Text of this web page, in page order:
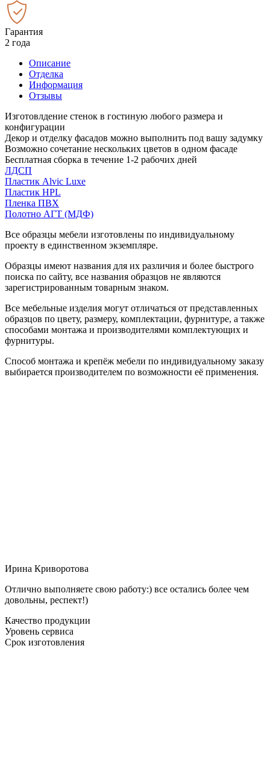
Гарантия
2 года
Описание
Отделка
Информация
Отзывы
Изготовлдение стенок в гостиную любого размера и
конфигурации
Декор и отделку фасадов можно выполнить под вашу задумку
Возможно сочетание нескольких цветов в одном фасаде
Бесплатная сборка в течение 1-2 рабочих дней
ЛДСП
Пластик Alvic Luxe
Пластик HPL
Пленка ПВХ
Полотно АГТ (МДФ)
Все образцы мебели изготовлены по индивидуальному
проекту в единственном экземпляре.
Образцы имеют названия для их различия и более быстрого
поиска по сайту, все названия образцов не являются
зарегистрированным товарным знаком.
Все мебельные изделия могут отличаться от представленных
образцов по цвету, размеру, комплектации, фурнитуре, а также
способами монтажа и производителями комплектующих и
фурнитуры.
Способ монтажа и крепёж мебели по индивидуальному заказу
выбирается производителем по возможности её применения.
Ирина Криворотова
Отлично выполняете свою работу:) все остались более чем
довольны, респект!)
Качество продукции
Уровень сервиса
Срок изготовления